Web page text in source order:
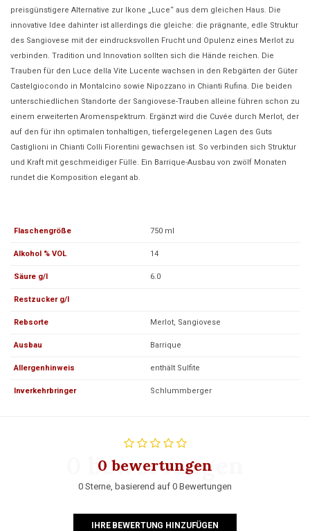
preisgünstigere Alternative zur Ikone „Luce“ aus dem gleichen Haus. Die
innovative Idee dahinter ist allerdings die gleiche: die prägnante, edle Struktur
des Sangiovese mit der eindrucksvollen Frucht und Opulenz eines Merlot zu
verbinden. Tradition und Innovation sollten sich die Hände reichen. Die
Trauben für den Luce della Vite Lucente wachsen in den Rebgärten der Güter
Castelgiocondo in Montalcino sowie Nipozzano in Chianti Rufina. Die beiden
unterschiedlichen Standorte der Sangiovese-Trauben alleine führen schon zu
einem erweiterten Aromenspektrum. Ergänzt wird die Cuvée durch Merlot, der
auf den für ihn optimalen tonhaltigen, tiefergelegenen Lagen des Guts
Castiglioni in Chianti Colli Fiorentini gewachsen ist. So verbinden sich Struktur
und Kraft mit geschmeidiger Fülle. Ein Barrique-Ausbau von zwölf Monaten
rundet die Komposition elegant ab.
Flaschengröße 750 ml
Alkohol % VOL 14
Säure g/l 6.0
Restzucker g/l
Rebsorte Merlot, Sangiovese
Ausbau Barrique
Allergenhinweis enthält Sulfite
Inverkehrbringer Schlummberger
0 bewertungen
0 bewertungen
0 Sterne, basierend auf 0 Bewertungen
IHRE BEWERTUNG HINZUFÜGEN